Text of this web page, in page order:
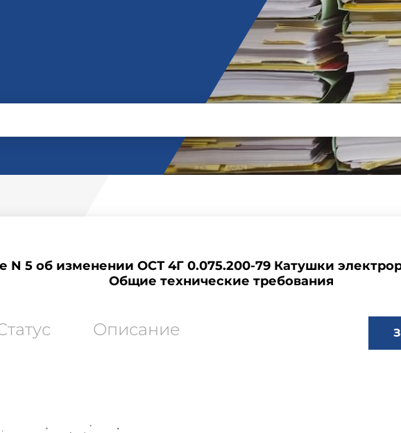
N 5 об изменении ОСТ 4Г 0.075.200-79 Катушки
Общие технические требования
Описание